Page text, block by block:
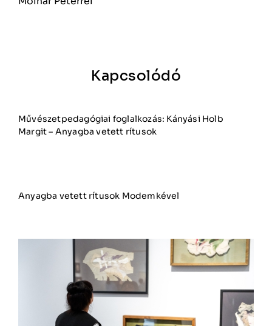
Kapcsolódó
Művészetpedagógiai foglalkozás: Kányási Holb
Margit – Anyagba vetett rítusok
Anyagba vetett rítusok Modemkével